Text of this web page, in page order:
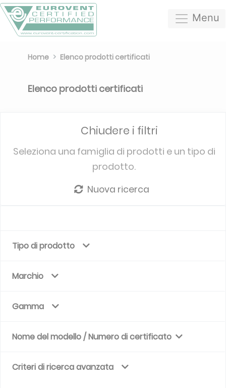
Menu
Home Elenco prodotti certificati
Elenco prodotti certificati
Chiudere i filtri
Seleziona una famiglia di prodotti e un tipo di
prodotto.
Nuova ricerca
Tipo di prodotto
Marchio
Gamma
Nome del modello / Numero di certificato
Criteri di ricerca avanzata